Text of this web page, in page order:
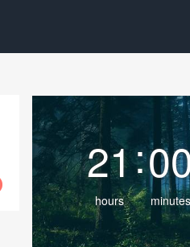
21
hours
:
minutes